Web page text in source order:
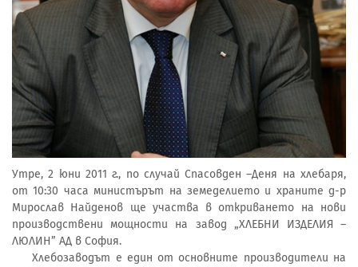
Утре, 2 юни 2011 г., по случай Спасовден –Деня на хлебаря,
от 10:30 часа министърът на земеделието и храните д-р
Мирослав Найденов ще участва в откриването на нови
производствени мощности на завод „ХЛЕБНИ ИЗДЕЛИЯ –
ЛЮЛИН” АД в София.
Хлебозаводът е един от основните производители на